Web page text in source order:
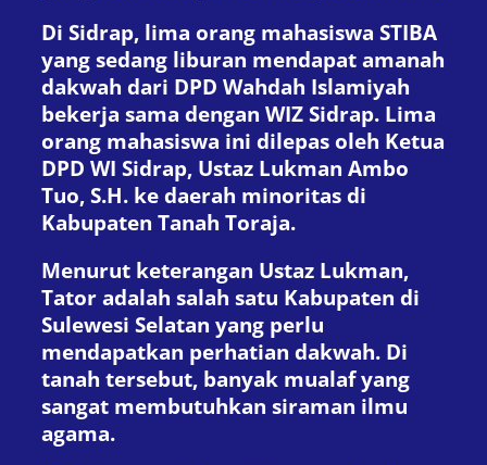
Di Sidrap, lima orang mahasiswa STIBA
yang sedang liburan mendapat amanah
dakwah dari DPD Wahdah Islamiyah
bekerja sama dengan WIZ Sidrap. Lima
orang mahasiswa ini dilepas oleh Ketua
DPD WI Sidrap, Ustaz Lukman Ambo
Tuo, S.H. ke daerah minoritas di
Kabupaten Tanah Toraja.
Menurut keterangan Ustaz Lukman,
Tator adalah salah satu Kabupaten di
Sulewesi Selatan yang perlu
mendapatkan perhatian dakwah. Di
tanah tersebut, banyak mualaf yang
sangat membutuhkan siraman ilmu
agama.